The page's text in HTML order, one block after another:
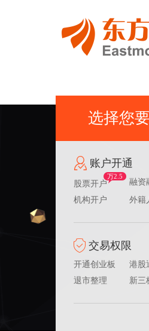
选择您
账户开通
股票开户
万2.5
融资
机构开户
外籍
交易权限
开通创业板 港股
退市整理
新三